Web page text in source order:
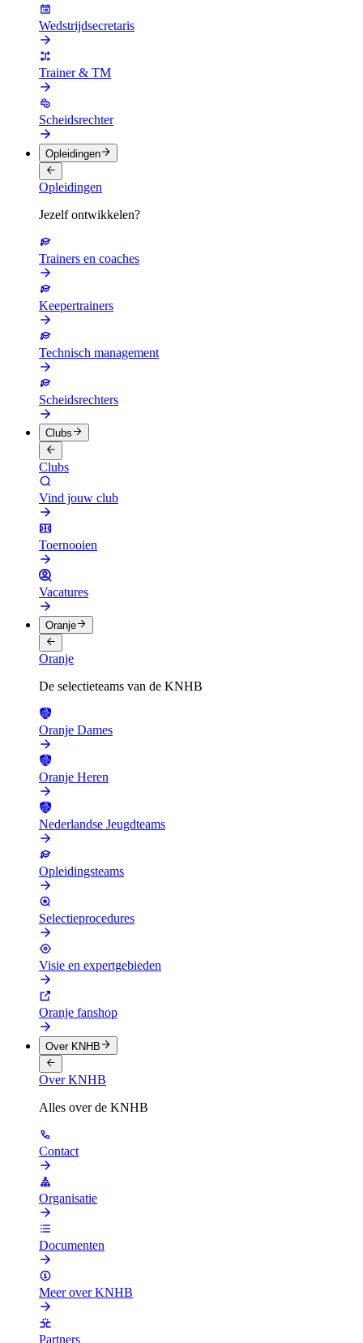
Wedstrijdsecretaris
Trainer & TM
Scheidsrechter
Opleidingen
Opleidingen
Jezelf ontwikkelen?
Trainers en coaches
Keepertrainers
Technisch management
Scheidsrechters
Clubs
Clubs
Vind jouw club
Toernooien
Vacatures
Oranje
Oranje
De selectieteams van de KNHB
Oranje Dames
Oranje Heren
Nederlandse Jeugdteams
Opleidingsteams
Selectieprocedures
Visie en expertgebieden
Oranje fanshop
Over KNHB
Over KNHB
Alles over de KNHB
Contact
Organisatie
Documenten
Meer over KNHB
Partners